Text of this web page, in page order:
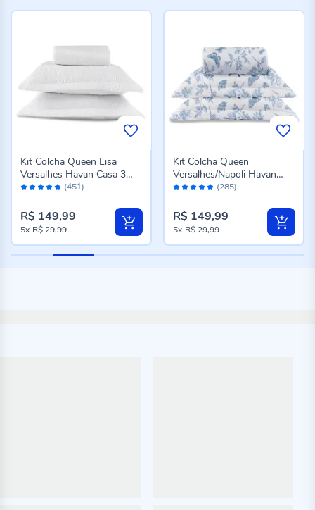
Avaliação: (451)
Kit Colcha Queen Lisa
Versalhes Havan Casa 3
Peças - Branco
R$ 149,99
5x R$ 29,99
Avaliação: (285)
Kit Colcha Queen
Versalhes/Napoli Havan
Casa 3 Peças - Floral Azul
R$ 149,99
5x R$ 29,99